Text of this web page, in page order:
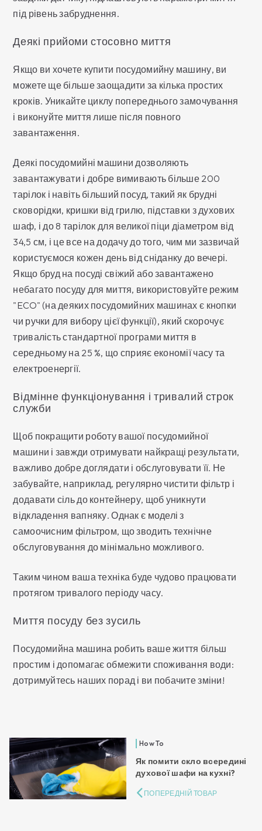
під рівень забруднення.
Деякі прийоми стосовно миття
Якщо ви хочете купити посудомийну машину, ви
можете ще більше заощадити за кілька простих
кроків. Уникайте циклу попереднього замочування
і виконуйте миття лише після повного
завантаження.
Деякі посудомийні машини дозволяють
завантажувати і добре вимивають більше 200
тарілок і навіть більший посуд, такий як брудні
сковорідки, кришки від грилю, підставки з духових
шаф, і до 8 тарілок для великої піци діаметром від
34,5 см, і це все на додачу до того, чим ми зазвичай
користуємося кожен день від сніданку до вечері.
Якщо бруд на посуді свіжий або завантажено
небагато посуду для миття, використовуйте режим
"ECO" (на деяких посудомийних машинах є кнопки
чи ручки для вибору цієї функції), який скорочує
тривалість стандартної програми миття в
середньому на 25 %, що сприяє економії часу та
електроенергії.
Відмінне функціонування і тривалий строк
служби
Щоб покращити роботу вашої посудомийної
машини і завжди отримувати найкращі результати,
важливо добре доглядати і обслуговувати її. Не
забувайте, наприклад, регулярно чистити фільтр і
додавати сіль до контейнеру, щоб уникнути
відкладення вапняку. Однак є моделі з
самоочисним фільтром, що зводить технічне
обслуговування до мінімально можливого.
Таким чином ваша техніка буде чудово працювати
протягом тривалого періоду часу.
Миття посуду без зусиль
Посудомийна машина робить ваше життя більш
простим і допомагає обмежити споживання води:
дотримуйтесь наших порад і ви побачите зміни!
How To
Як помити скло всередині
духової шафи на кухні?
ПОПЕРЕДНІЙ ТОВАР